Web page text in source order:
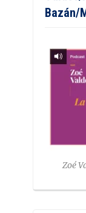
Bazán/
Zoé